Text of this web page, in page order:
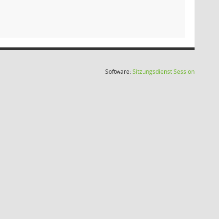
Software:SitzungsdienstSession(Wird in